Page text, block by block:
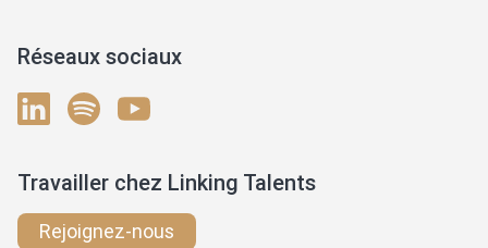
Réseaux sociaux
Travailler chez Linking Talents
Rejoignez-nous